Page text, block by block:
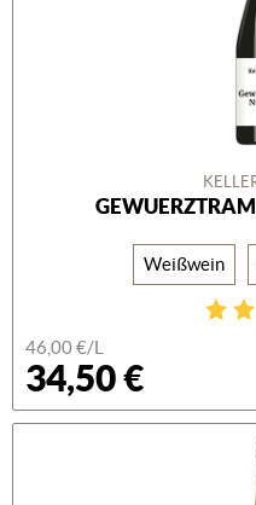
Weißwein
46,00 €/L
34,50 €